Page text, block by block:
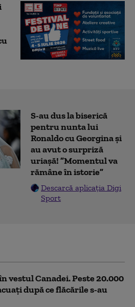
S-au dus la biserică
pentru nunta lui
Ronaldo cu Georgina și
au avut o surpriză
uriașă! ”Momentul va
rămâne în istorie”
Descarcă aplicația Digi
Sport
vestul Canadei. Peste 20.000
după ce flăcările s-au